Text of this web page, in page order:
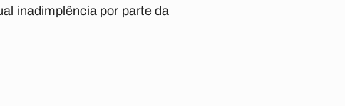
inadimplência por parte da